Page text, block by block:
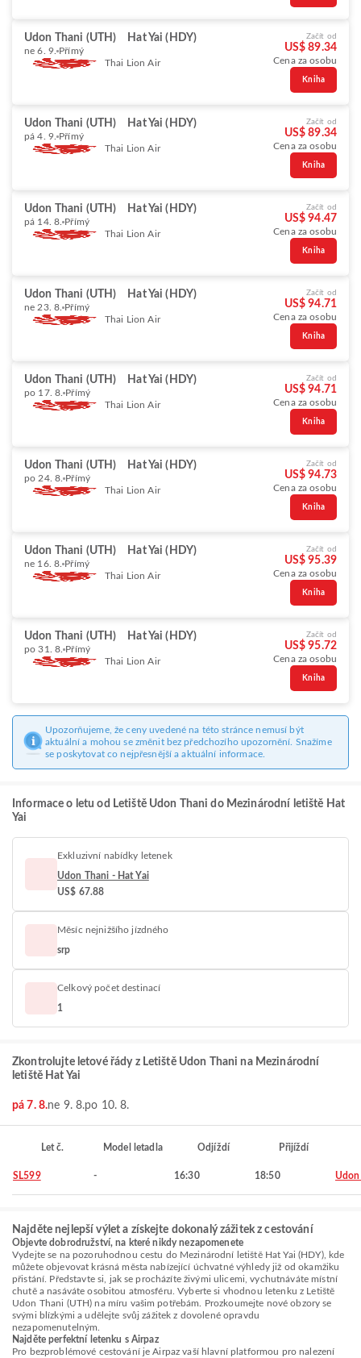
Udon Thani (UTH) Hat Yai (HDY)
ne 6. 9. Přímý
Thai Lion Air
Začít od
US$ 89.34
Cena za osobu
Kniha
Udon Thani (UTH) Hat Yai (HDY)
pá 4. 9. Přímý
Thai Lion Air
Začít od
US$ 89.34
Cena za osobu
Kniha
Udon Thani (UTH) Hat Yai (HDY)
pá 14. 8. Přímý
Thai Lion Air
Začít od
US$ 94.47
Cena za osobu
Kniha
Udon Thani (UTH) Hat Yai (HDY)
ne 23. 8. Přímý
Thai Lion Air
Začít od
US$ 94.71
Cena za osobu
Kniha
Udon Thani (UTH) Hat Yai (HDY)
po 17. 8. Přímý
Thai Lion Air
Začít od
US$ 94.71
Cena za osobu
Kniha
Udon Thani (UTH) Hat Yai (HDY)
po 24. 8. Přímý
Thai Lion Air
Začít od
US$ 94.73
Cena za osobu
Kniha
Udon Thani (UTH) Hat Yai (HDY)
ne 16. 8. Přímý
Thai Lion Air
Začít od
US$ 95.39
Cena za osobu
Kniha
Udon Thani (UTH) Hat Yai (HDY)
po 31. 8. Přímý
Thai Lion Air
Začít od
US$ 95.72
Cena za osobu
Kniha
Upozorňujeme, že ceny uvedené na této stránce nemusí být
aktuální a mohou se změnit bez předchozího upozornění. Snažíme
se poskytovat co nejpřesnější a aktuální informace.
Informace o letu od Letiště Udon Thani do Mezinárodní letiště Hat
Yai
Exkluzivní nabídky letenek
Udon Thani - Hat Yai
US$ 67.88
Měsíc nejnižšího jízdného
srp
Celkový počet destinací
1
Zkontrolujte letové řády z Letiště Udon Thani na Mezinárodní
letiště Hat Yai
pá 7. 8.ne 9. 8.po 10. 8.
Let č. Model letadla Odjíždí Přijíždí
SL599 - 16:30 18:50 Udon
Najděte nejlepší výlet a získejte dokonalý zážitek z cestování
Objevte dobrodružství, na které nikdy nezapomenete
Vydejte se na pozoruhodnou cestu do Mezinárodní letiště Hat Yai (HDY), kde
můžete objevovat krásná města nabízející úchvatné výhledy již od okamžiku
přistání. Představte si, jak se procházíte živými ulicemi, vychutnáváte místní
chutě a nasáváte osobitou atmosféru. Vyberte si vhodnou letenku z Letiště
Udon Thani (UTH) na míru vašim potřebám. Prozkoumejte nové obzory se
svými blízkými a udělejte svůj zážitek z dovolené opravdu
nezapomenutelným.
Najděte perfektní letenku s Airpaz
Pro bezproblémové cestování je Airpaz vaší hlavní platformou pro nalezení